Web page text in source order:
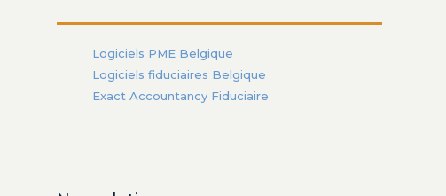
Logiciels PME Belgique
Logiciels fiduciaires Belgique
Exact Accountancy Fiduciaire